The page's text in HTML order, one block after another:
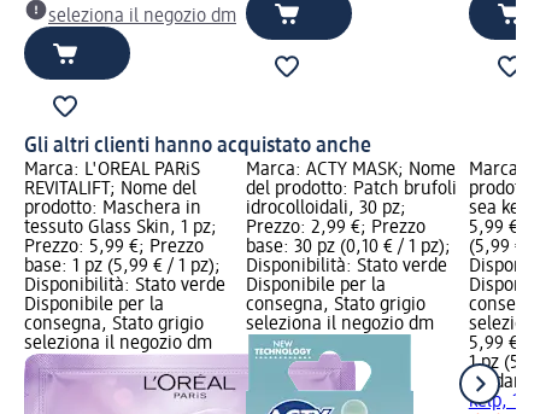
seleziona il negozio dm
Gli altri clienti hanno acquistato anche
Marca: L'ORÉAL PARiS
REVITALIFT; Nome del
prodotto: Maschera in
tessuto Glass Skin, 1 pz;
Prezzo: 5,99 €; Prezzo
base: 1 pz (5,99 € / 1 pz);
Disponibilità: Stato verde
Disponibile per la
consegna, Stato grigio
seleziona il negozio dm
Marca: ACTY MASK; Nome
del prodotto: Patch brufoli
idrocolloidali, 30 pz;
Prezzo: 2,99 €; Prezzo
base: 30 pz (0,10 € / 1 pz);
Disponibilità: Stato verde
Disponibile per la
consegna, Stato grigio
seleziona il negozio dm
Marca:
sea
5,99 €;
(5,99 € /
5,99 €
1 pz
kelp, 1